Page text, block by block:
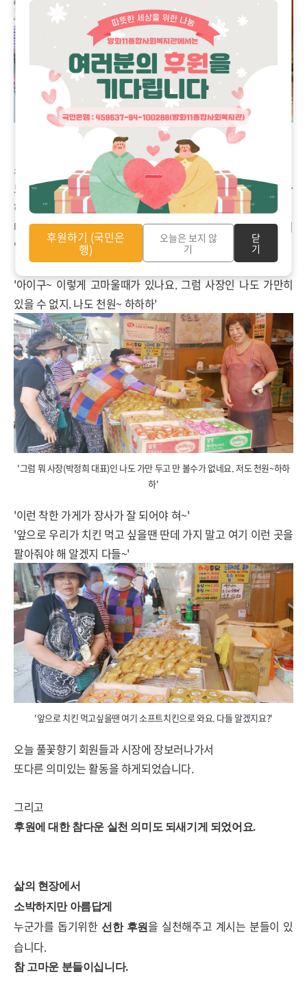
'나도 그냥 갈수가 없지요. 자 천원~ 넣어요~~ 하하하'
소프트치킨 사장님께서 활짝웃으십니다.
모금함에 지폐가 들어가자 자기가 부자가 된 것인마냥 좋아라
하십니다.
마을주민 고객이 이렇게 기분좋게 모금함에 기부를 하자 자기
일인냥 행복해하십니다.
'아이구~ 이렇게 고마울때가 있나요. 그럼 사장인 나도 가만히
있을 수 없지. 나도 천원~ 하하하'
'그럼 뭐 사장(박정희 대표)인 나도 가만 두고 만 볼수가 없네요. 저도 천원~하하
하'
'이런 착한 가게가 장사가 잘 되어야 혀~'
'앞으로 우리가 치킨 먹고 싶을땐 딴데 가지 말고 여기 이런 곳을
팔아줘야 해 알겠지 다들~'
'앞으로 치킨 먹고싶을땐 여기 소프트치킨으로 와요. 다들 알겠지요?'
오늘 풀꽃향기 회원들과 시장에 장보러나가서
또다른 의미있는 활동을 하게되었습니다.
그리고
후원에 대한 참다운 실천 의미도 되새기게 되었어요.
삶의 현장에서
소박하지만 아름답게
누군가를 돕기위한 선한 후원을 실천해주고 계시는 분들이 있
습니다.
참 고마운 분들이십니다.
후원하기 (국민은
행)
오늘은 보지 않
기
닫
기